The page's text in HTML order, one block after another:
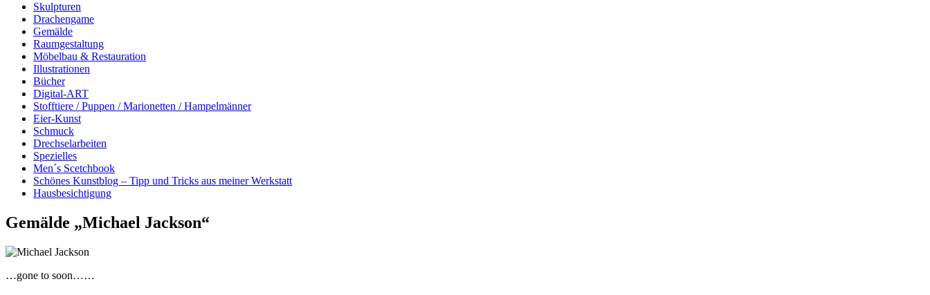
Skulpturen
Drachengame
Gemälde
Raumgestaltung
Möbelbau & Restauration
Illustrationen
Bücher
Digital-ART
Stofftiere / Puppen / Marionetten / Hampelmänner
Eier-Kunst
Schmuck
Drechselarbeiten
Spezielles
Men´s Scetchbook
Schönes Kunstblog – Tipp und Tricks aus meiner Werkstatt
Hausbesichtigung
Gemälde „Michael Jackson“
…gone to soon……